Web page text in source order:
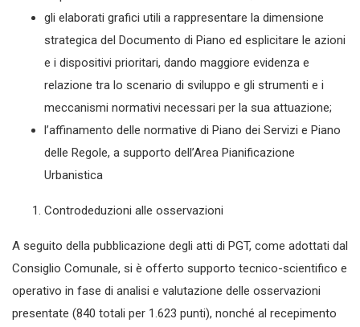
gli elaborati grafici utili a rappresentare la dimensione
strategica del Documento di Piano ed esplicitare le azioni
e i dispositivi prioritari, dando maggiore evidenza e
relazione tra lo scenario di sviluppo e gli strumenti e i
meccanismi normativi necessari per la sua attuazione;
l’affinamento delle normative di Piano dei Servizi e Piano
delle Regole, a supporto dell’Area Pianificazione
Urbanistica
Controdeduzioni alle osservazioni
A seguito della pubblicazione degli atti di PGT, come adottati dal
Consiglio Comunale, si è offerto supporto tecnico-scientifico e
operativo in fase di analisi e valutazione delle osservazioni
presentate (840 totali per 1.623 punti), nonché al recepimento